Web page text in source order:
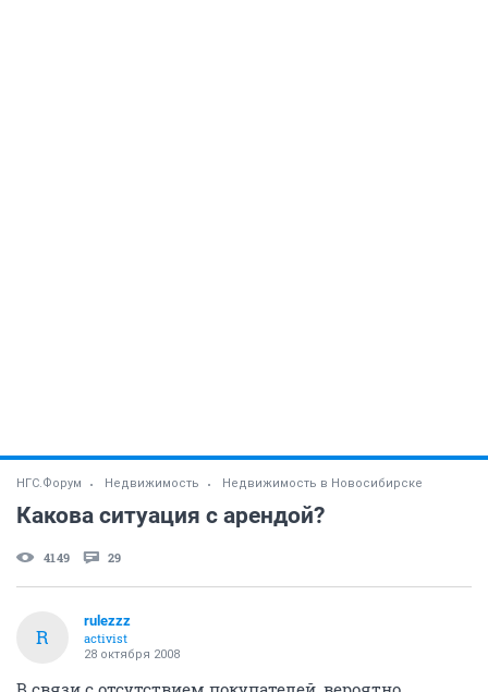
НГС.Форум Недвижимость Недвижимость в Новосибирске
Какова ситуация с арендой?
4149 29
R
rulezzz
activist
28 октября 2008